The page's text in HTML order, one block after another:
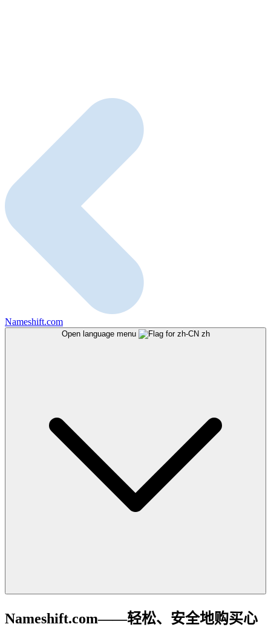
Nameshift.com
Open language menu zh
Nameshift.com——轻松、安全地购买心